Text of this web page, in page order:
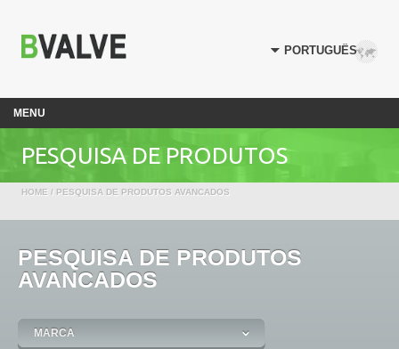
MENU
PESQUISA DE PRODUTOS
HOME / PESQUISA DE PRODUTOS AVANCADOS
PESQUISA DE PRODUTOS
AVANCADOS